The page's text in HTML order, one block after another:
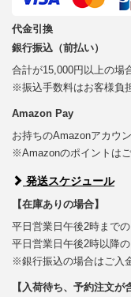
代金引換
銀行振込（前払い）
合計が15,000円以上の場
※振込手数料はお客様負
Amazon Pay
お持ちのAmazonアカウ
※Amazonのポイントは
発送スケジュール
【在庫ありの場合】
平日営業日午後2時まで
平日営業日午後2時以降
※銀行振込の場合はご入
【入荷待ち、予約注文が